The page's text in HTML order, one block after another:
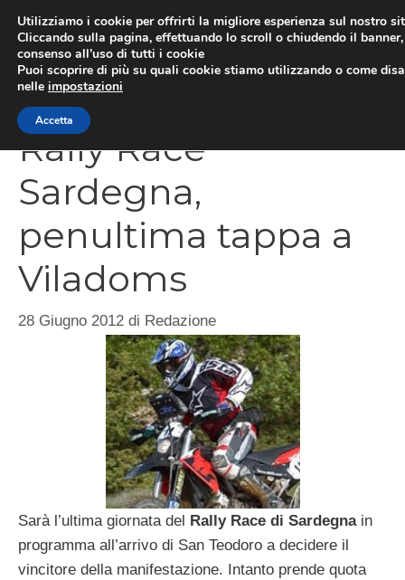
contenuto
Rally Race
Sardegna,
penultima tappa a
Viladoms
28 Giugno 2012 di Redazione
Sarà l’ultima giornata del Rally Race di Sardegnain
programma all’arrivo di San Teodoro a decidere il
vincitore della manifestazione. Intanto prende quota
Utilizziamo i cookie per offrirti la migliore esperienza sul nostro
Cliccando sulla pagina, effettuando lo scroll o chiudendo il
consenso all’uso di tutti i cookie
Puoi scoprire di più su quali cookie stiamo utilizzando o come
nelle impostazioni
Accetta